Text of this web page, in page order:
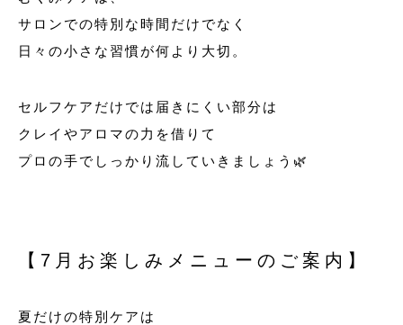
サロンでの特別な時間だけでなく
日々の小さな習慣が何より大切。
セルフケアだけでは届きにくい部分は
クレイやアロマの力を借りて
プロの手でしっかり流していきましょう🌿
【7月お楽しみメニューのご案内】
夏だけの特別ケアは